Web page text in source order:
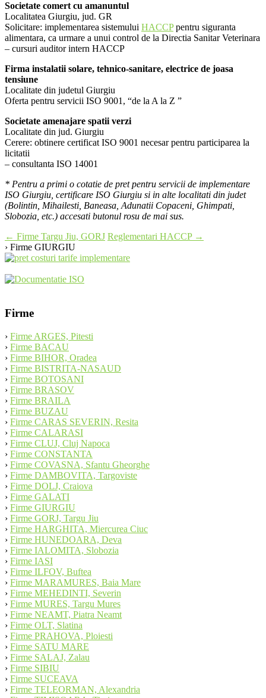
Societate comert cu amanuntul
Localitatea Giurgiu, jud. GR
Solicitare: implementarea sistemului HACCPpentru siguranta
alimentara, ca urmare a unui control de la Directia Sanitar Veterinara
– cursuri auditor intern HACCP
Firma instalatii solare, tehnico-sanitare, electrice de joasa
tensiune
Localitate din judetul Giurgiu
Oferta pentru servicii ISO 9001, “de la A la Z ”
Societate amenajare spatii verzi
Localitate din jud. Giurgiu
Cerere: obtinere certificat ISO 9001 necesar pentru participarea la
licitatii
– consultanta ISO 14001
* Pentru a primi o cotatie de pret pentru servicii de implementare
ISO Giurgiu, certificare ISO Giurgiu si in alte localitati din judet
(Bolintin, Mihailesti, Baneasa, Adunatii Copaceni, Ghimpati,
Slobozia, etc.) accesati butonul rosu de mai sus.
Post
navigation
← Firme Targu Jiu, GORJ Reglementari HACCP →
› Firme GIURGIU
Firme
› Firme ARGES, Pitesti
› Firme BACAU
› Firme BIHOR, Oradea
› Firme BISTRITA-NASAUD
› Firme BOTOSANI
› Firme BRASOV
› Firme BRAILA
› Firme BUZAU
› Firme CARAS SEVERIN, Resita
› Firme CALARASI
› Firme CLUJ, Cluj Napoca
› Firme CONSTANTA
› Firme COVASNA, Sfantu Gheorghe
› Firme DAMBOVITA, Targoviste
› Firme DOLJ, Craiova
› Firme GALATI
› Firme GIURGIU
› Firme GORJ, Targu Jiu
› Firme HARGHITA, Miercurea Ciuc
› Firme HUNEDOARA, Deva
› Firme IALOMITA, Slobozia
› Firme IASI
› Firme ILFOV, Buftea
› Firme MARAMURES, Baia Mare
› Firme MEHEDINTI, Severin
› Firme MURES, Targu Mures
› Firme NEAMT, Piatra Neamt
› Firme OLT, Slatina
› Firme PRAHOVA, Ploiesti
› Firme SATU MARE
› Firme SALAJ, Zalau
› Firme SIBIU
› Firme SUCEAVA
› Firme TELEORMAN, Alexandria